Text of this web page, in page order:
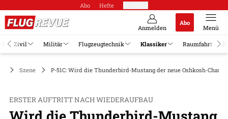
Abo Hefte
Anmelden
Abo
Menü
Zivil Militär Flugzeugtechnik Klassiker Raumfahrt
Szene P-51C: Wird die Thunderbird-Mustang der neue Oshkosh-
ERSTER AUFTRITT NACH WIEDERAUFBAU
Wird die Thunderbird-Mustang